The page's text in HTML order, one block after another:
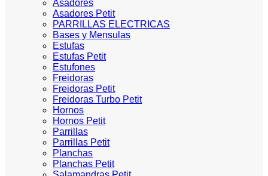
Asadores
Asadores Petit
PARRILLAS ELECTRICAS
Bases y Mensulas
Estufas
Estufas Petit
Estufones
Freidoras
Freidoras Petit
Freidoras Turbo Petit
Hornos
Hornos Petit
Parrillas
Parrillas Petit
Planchas
Planchas Petit